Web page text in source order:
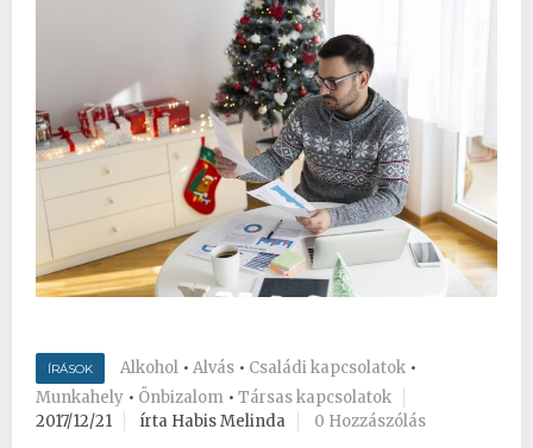
ÍRÁSOK Alkohol • Alvás • Családi kapcsolatok •
Munkahely • Önbizalom • Társas kapcsolatok
2017/12/21
írta Habis Melinda 0 Hozzászólás